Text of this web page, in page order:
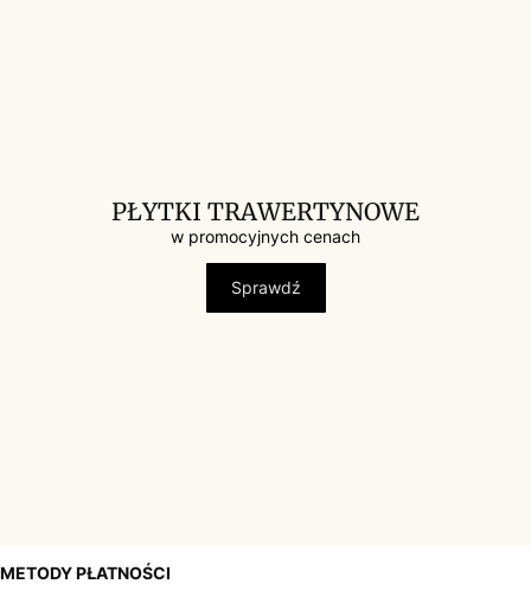
PŁYTKI TRAWERTYNOWE
w promocyjnych cenach
Sprawdź
METODY PŁATNOŚCI